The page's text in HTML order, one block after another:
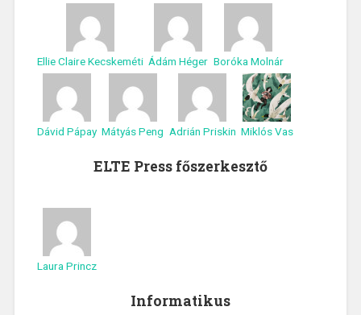
Ellie Claire Kecskeméti Ádám Héger Boróka Molnár
Dávid Pápay Mátyás Peng Adrián Priskin Miklós Vas
ELTE Press főszerkesztő
Laura Princz
Informatikus